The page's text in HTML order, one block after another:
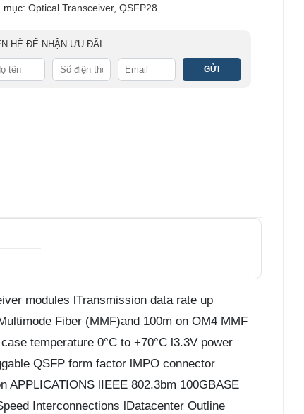
mục: Optical Transceiver, QSFP28
HỆ ĐỂ NHẬN ƯU ĐÃI
modules lTransmission data rate up
Fiber (MMF)and 100m on OM4 MMF
temperature 0°C to +70°C l3.3V power
QSFP form factor lMPO connector
lIEEE 802.3bm 100GBASE
Interconnections lDatacenter Outline